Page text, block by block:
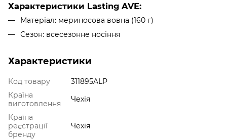
Характеристики Lasting AVE:
Матеріал: мериносова вовна (160 г)
Сезон: всесезонне носіння
Характеристики
Код товару
311895ALP
Країна
виготовлення
Чехія
Країна
реєстрації
бренду
Чехія